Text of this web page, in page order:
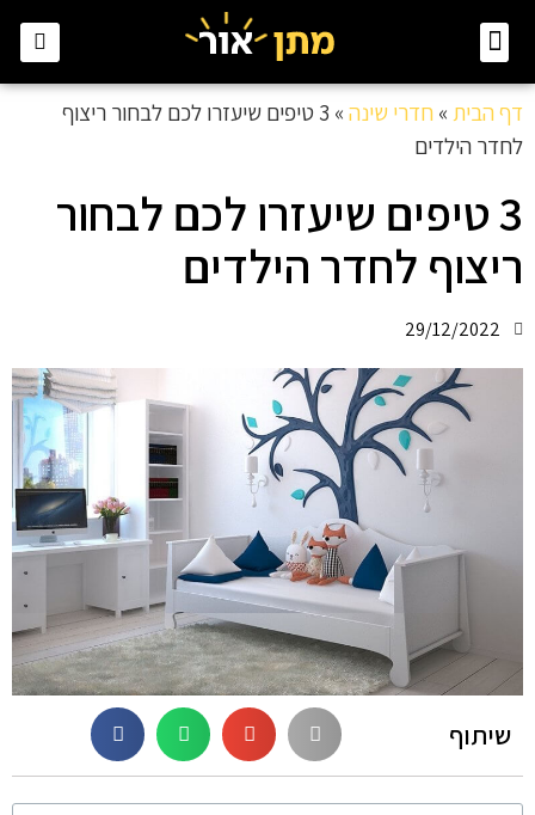
דף הבית » חדרי שינה »
3 טיפים שיעזרו לכם לבחור ריצוף
לחדר הילדים
3 טיפים שיעזרו לכם לבחור
ריצוף לחדר הילדים
29/12/2022
שיתוף